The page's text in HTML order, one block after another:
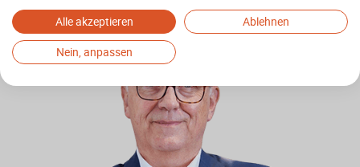
Alle akzeptieren
Ablehnen
Nein, anpassen